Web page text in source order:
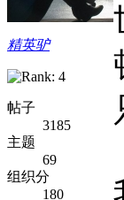
精英驴
帖子
3185
主题
69
组织分
180